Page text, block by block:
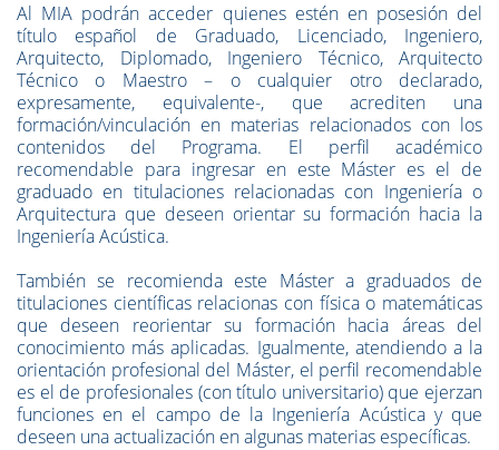
Al MIA podrán acceder quienes estén en posesión del
título español de Graduado, Licenciado, Ingeniero,
Arquitecto, Diplomado, Ingeniero Técnico, Arquitecto
Técnico o Maestro – o cualquier otro declarado,
expresamente, equivalente-, que acrediten una
formación/vinculación en materias relacionados con los
contenidos del Programa. El perfil académico
recomendable para ingresar en este Máster es el de
graduado en titulaciones relacionadas con Ingeniería o
Arquitectura que deseen orientar su formación hacia la
Ingeniería Acústica.
También se recomienda este Máster a graduados de
titulaciones científicas relacionas con física o matemáticas
que deseen reorientar su formación hacia áreas del
conocimiento más aplicadas. Igualmente, atendiendo a la
orientación profesional del Máster, el perfil recomendable
es el de profesionales (con título universitario) que ejerzan
funciones en el campo de la Ingeniería Acústica y que
deseen una actualización en algunas materias específicas.